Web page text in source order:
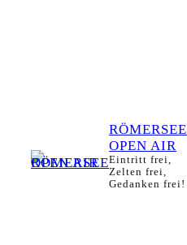
RÖMERSEE
OPEN AIR
Eintritt frei,
Zelten frei,
Gedanken frei!